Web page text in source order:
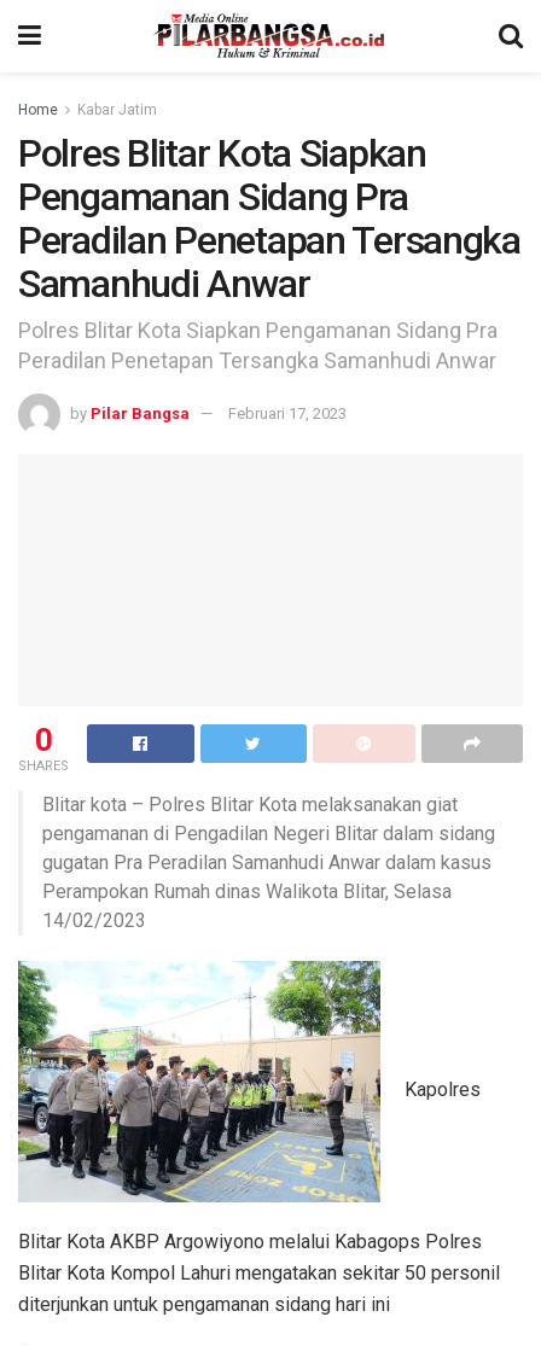
Home Kabar Jatim
Polres Blitar Kota Siapkan
Pengamanan Sidang Pra
Peradilan Penetapan Tersangka
Samanhudi Anwar
Polres Blitar Kota Siapkan Pengamanan Sidang Pra
Peradilan Penetapan Tersangka Samanhudi Anwar
by Pilar Bangsa Februari 17, 2023
0
SHARES
Blitar kota – Polres Blitar Kota melaksanakan giat
pengamanan di Pengadilan Negeri Blitar dalam sidang
gugatan Pra Peradilan Samanhudi Anwar dalam kasus
Perampokan Rumah dinas Walikota Blitar, Selasa
14/02/2023
Kapolres
Blitar Kota AKBP Argowiyono melalui Kabagops Polres
Blitar Kota Kompol Lahuri mengatakan sekitar 50 personil
diterjunkan untuk pengamanan sidang hari ini